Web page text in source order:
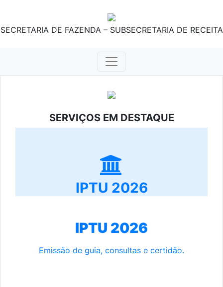
SECRETARIA DE FAZENDA – SUBSECRETARIA DE RECEITA
SERVIÇOS EM DESTAQUE
IPTU 2026
IPTU 2026
Emissão de guia, consultas e certidão.